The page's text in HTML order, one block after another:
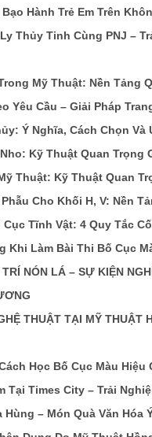
Hành Trẻ Em Trên
Thủy Tinh Cùng PNJ –
Mỹ Thuật: Nền Tảng
Yêu Cầu – Giải Pháp
Ý Nghĩa, Cách Chọn
Kỹ Thuật Quan Trọng
Thuật: Kỹ Thuật Quan
Cho Khối H, V: Nền
Tĩnh Vật: 4 Quy Tắc
Khi Làm Bài Thi Bố Cục
NÓN LÁ – SỰ KIỆN
THUẬT TẠI MỸ THUẬT
Học Bố Cục Màu
Tại Times City – Trải
– Món Quà Văn Hóa